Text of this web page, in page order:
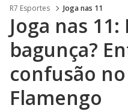
R7 Esportes Joga nas 11
Joga nas
bagunça?
confusão
Flamengo